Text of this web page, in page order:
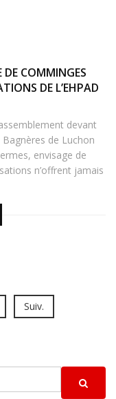
DE COMMINGES
DE L’EHPAD
devant
Bagnères de Luchon
envisage de
n’offrent jamais
Suiv.